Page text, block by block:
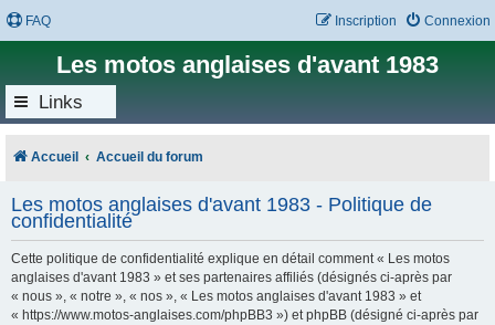
FAQ Connexion
Inscription
Les motos anglaises d'avant 1983
Links
Accueil Accueil du forum
Les motos anglaises d'avant 1983 - Politique de
confidentialité
Cette politique de confidentialité explique en détail comment « Les motos
anglaises d'avant 1983 » et ses partenaires affiliés (désignés ci-après par
« nous », « notre », « nos », « Les motos anglaises d'avant 1983 » et
« https://www.motos-anglaises.com/phpBB3 ») et phpBB (désigné ci-après par